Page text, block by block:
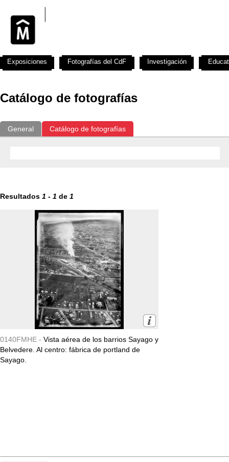
Catálogo de fotografías
General Catálogo de fotografías
Resultados 1 - 1 de 1
0140FMHE - Vista aérea de los barrios Sayago y
Belvedere. Al centro: fábrica de portland de
Sayago.
Exposiciones Fotografías del CdF Investigación